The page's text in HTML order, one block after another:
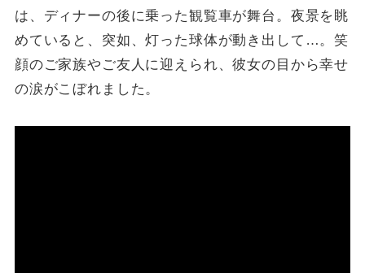
は、ディナーの後に乗った観覧車が舞台。夜景を眺
めていると、突如、灯った球体が動き出して…。笑
顔のご家族やご友人に迎えられ、彼女の目から幸せ
の涙がこぼれました。